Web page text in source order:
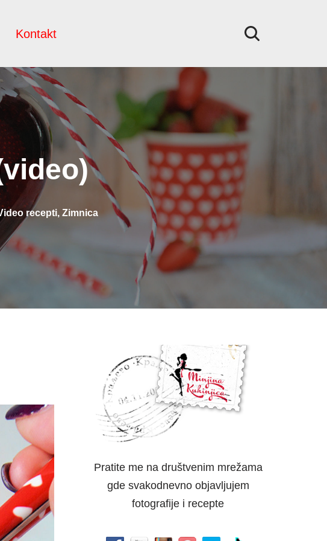
Kontakt
recepti, Zimnica
Pratite me na društvenim mrežama
gde svakodnevno objavljujem
fotografije i recepte